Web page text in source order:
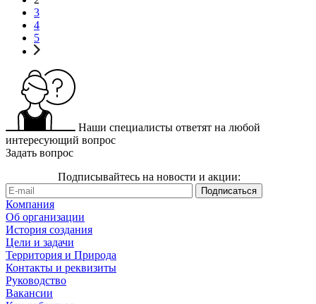
3
4
5
Наши специалисты ответят на любой
интересующий вопрос
Задать вопрос
Подписывайтесь на новости и акции:
Компания
Об организации
История создания
Цели и задачи
Территория и Природа
Контакты и реквизиты
Руководство
Вакансии